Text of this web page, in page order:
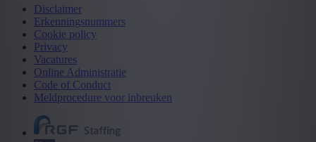
Disclaimer
Erkenningsnummers
Cookie policy
Privacy
Vacatures
Online Administratie
Code of Conduct
Meldprocedure voor inbreuken